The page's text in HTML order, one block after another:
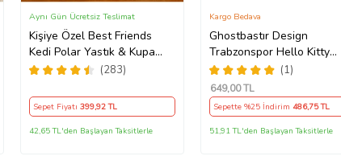
Kişiye Özel Best Friends
Kedi Polar Yastık & Kupa
Arkadaşa Hediye
(283)
Aynı Gün Ücretsiz Teslimat
Sepet Fiyatı 399,92 TL
42,65 TL'den Başlayan Taksitlerle
Ghostbastır Design
Trabzonspor Hello Kitty
Kupa Bardak Tek Adet 089
(1)
Kargo Bedava
649,00 TL
Sepette %25 İndirim 486,75 TL
51,91 TL'den Başlayan Taksitlerle